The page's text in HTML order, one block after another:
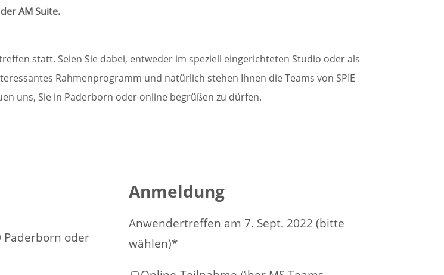
AM Suite.
statt. Seien Sie dabei, entweder im speziell eingerichteten Studio oder als
Rahmenprogramm und natürlich stehen Ihnen die Teams von SPIE
uns, Sie in Paderborn oder online begrüßen zu dürfen.
Paderborn oder
Anmeldung
Anwendertreffen am 7. Sept. 2022 (bitte
wählen)*